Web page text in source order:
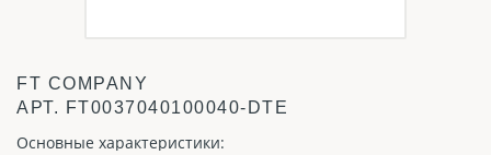
FT COMPANY
АРТ. FT0037040100040-DTE
Основные характеристики: